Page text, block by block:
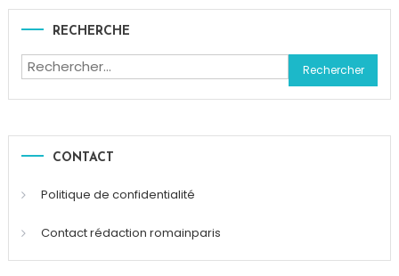
RECHERCHE
Rechercher :
CONTACT
Politique de confidentialité
Contact rédaction romainparis